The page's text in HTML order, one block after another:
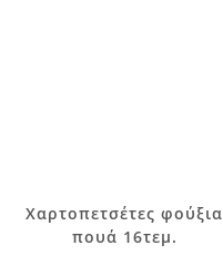
Χαρτοπετσέτες φούξια
πουά 16τεμ.